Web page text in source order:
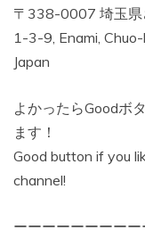
〒338-0007 埼玉
1-3-9, Enami,
Japan
よかったらGoodボ
ます！
Good button if you
channel!